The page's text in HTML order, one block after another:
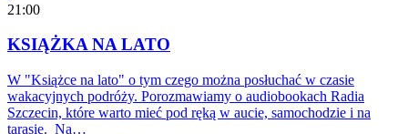
21:00
KSIĄŻKA NA LATO
W "Książce na lato" o tym czego można posłuchać w czasie
wakacyjnych podróży. Porozmawiamy o audiobookach Radia
Szczecin, które warto mieć pod ręką w aucie, samochodzie i na
tarasie. Na…